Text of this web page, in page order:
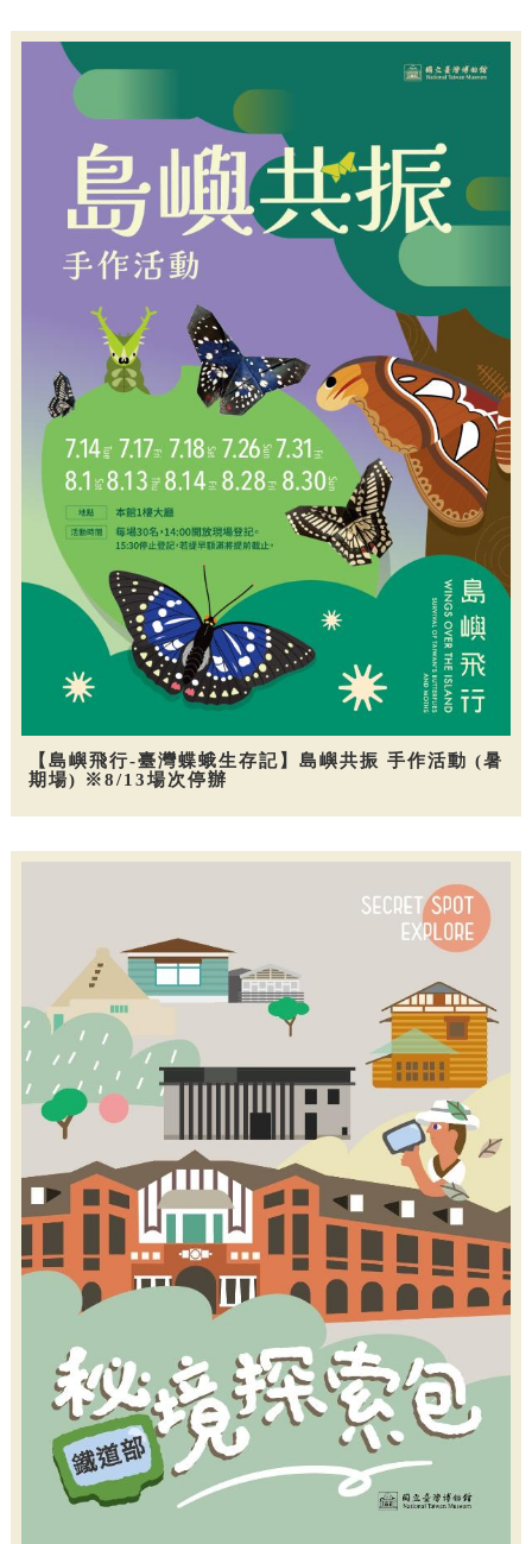
【島嶼飛行-臺灣蝶蛾生存記】島嶼共振 手作活動 (暑
期場) ※8/13場次停辦